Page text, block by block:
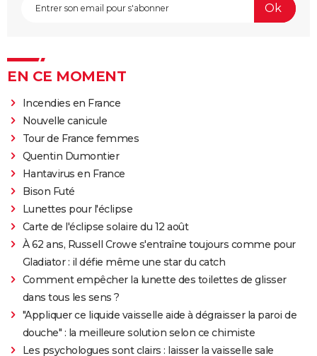
EN CE MOMENT
Incendies en France
Nouvelle canicule
Tour de France femmes
Quentin Dumontier
Hantavirus en France
Bison Futé
Lunettes pour l'éclipse
Carte de l'éclipse solaire du 12 août
À 62 ans, Russell Crowe s'entraîne toujours comme pour
Gladiator : il défie même une star du catch
Comment empêcher la lunette des toilettes de glisser
dans tous les sens ?
"Appliquer ce liquide vaisselle aide à dégraisser la paroi de
douche" : la meilleure solution selon ce chimiste
Les psychologues sont clairs : laisser la vaisselle sale